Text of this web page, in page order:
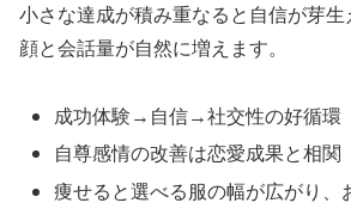
小さな達成が積み重なると自信が芽
顔と会話量が自然に増えます。
成功体験→自信→社交性の好循環
自尊感情の改善は恋愛成果と相関
痩せると選べる服の幅が広がり、